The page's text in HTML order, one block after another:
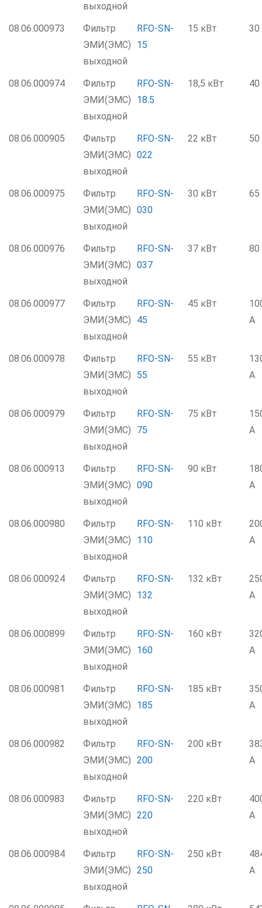
выходной
08.06.000973
Фильтр
ЭМИ(ЭМС)
выходной
RFO-SN-
15
15 кВт 30
08.06.000974
Фильтр
ЭМИ(ЭМС)
выходной
RFO-SN-
18.5
18,5 кВт 40
08.06.000905
Фильтр
ЭМИ(ЭМС)
выходной
RFO-SN-
022
22 кВт 50
08.06.000975
Фильтр
ЭМИ(ЭМС)
выходной
RFO-SN-
030
30 кВт 65
08.06.000976
Фильтр
ЭМИ(ЭМС)
выходной
RFO-SN-
037
37 кВт 80
08.06.000977
Фильтр
ЭМИ(ЭМС)
выходной
RFO-SN-
45
45 кВт
А
08.06.000978
Фильтр
ЭМИ(ЭМС)
выходной
RFO-SN-
55
55 кВт
А
08.06.000979
Фильтр
ЭМИ(ЭМС)
выходной
RFO-SN-
75
75 кВт
А
08.06.000913
Фильтр
ЭМИ(ЭМС)
выходной
RFO-SN-
090
90 кВт
А
08.06.000980
Фильтр
ЭМИ(ЭМС)
выходной
RFO-SN-
110
110 кВт
А
08.06.000924
Фильтр
ЭМИ(ЭМС)
выходной
RFO-SN-
132
132 кВт
А
08.06.000899
Фильтр
ЭМИ(ЭМС)
выходной
RFO-SN-
160
160 кВт
А
08.06.000981
Фильтр
ЭМИ(ЭМС)
выходной
RFO-SN-
185
185 кВт
А
08.06.000982
Фильтр
ЭМИ(ЭМС)
выходной
RFO-SN-
200
200 кВт
А
08.06.000983
Фильтр
ЭМИ(ЭМС)
выходной
RFO-SN-
220
220 кВт
А
08.06.000984
Фильтр
ЭМИ(ЭМС)
выходной
RFO-SN-
250
250 кВт
А